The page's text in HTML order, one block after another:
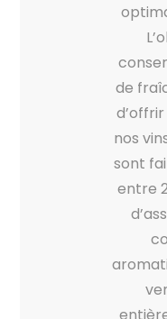
de
nos
sont
entre